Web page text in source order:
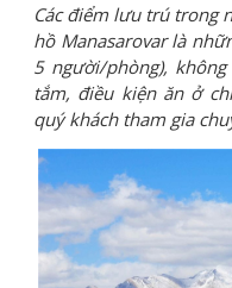
Các điểm lưu trú trong
hồ Manasarovar là
5 người/phòng),
tắm, điều kiện ăn ở
quý khách tham gia